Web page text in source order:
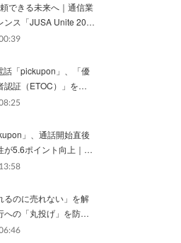
できる未来へ｜通信業
ンス「JUSA Unite 20…
話「pickupon」、「優
認証（ETOC）」を…
」、通話開始直後
が5.6ポイント向上｜…
るのに売れない」を解
への「丸投げ」を防…